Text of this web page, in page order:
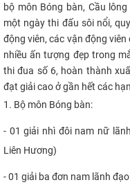
bộ môn Bóng bàn, Cầu
một ngày thi đấu sôi nổi,
động viên, các vận động
nhiều ấn tượng đẹp trong
thi đua số 6, hoàn thành
đạt giải cao ở gần hết các
1. Bộ môn Bóng bàn:
- 01 giải nhì đôi nam nữ
Liên Hương)
- 01 giải ba đơn nam lãnh